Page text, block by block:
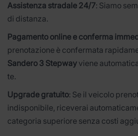
Assistenza stradale 24/7: Siamo
di distanza.
Pagamento online e conferma
prenotazione è confermata
Sandero 3 Stepway viene
te.
Upgrade gratuito: Se il veicolo
indisponibile, riceverai
categoria superiore senza costi